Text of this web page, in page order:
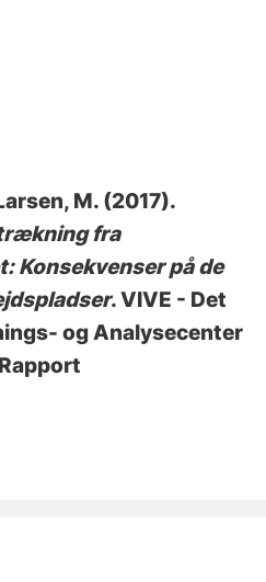
M. (2017).
fra
Konsekvenser på de
. VIVE - Det
og Analysecenter